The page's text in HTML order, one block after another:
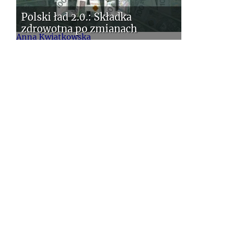
Anna Kwiatkowska
Polski ład 2.0.: Składka
zdrowotna po zmianach